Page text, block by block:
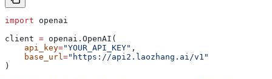
import openai
client = openai.OpenAI(
    api_key
="YOUR_API_KEY" ,
    base_url
="https://api2.laozhang.ai/v1"
)